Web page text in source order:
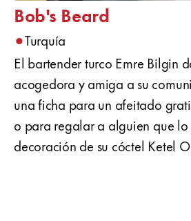
Bob's Beard
•Turquía
El bartender turco Emre Bilgin
acogedora y amiga a su
una ficha para un afeitado
o para regalar a alguien que lo
decoración de su cóctel Ketel